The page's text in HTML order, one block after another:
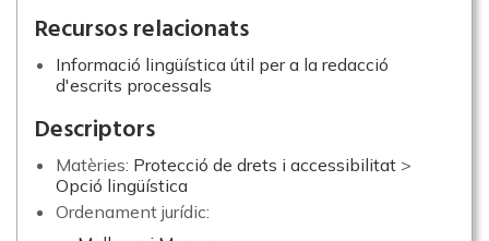
Recursos relacionats
Informació lingüística útil per a la redacció
d'escrits processals
Descriptors
Matèries: Protecció de drets i accessibilitat >
Opció lingüística
Ordenament jurídic: